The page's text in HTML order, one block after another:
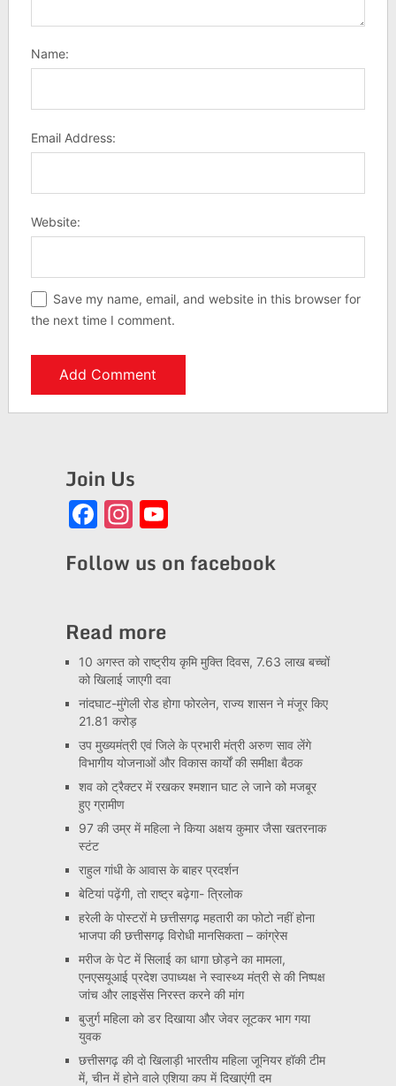
Name:
Email Address:
Website:
Save my name, email, and website in this browser for
the next time I comment.
Join Us
Facebook
Instagram
YouTube
Follow us on facebook
Read more
10 अगस्त को राष्ट्रीय कृमि मुक्ति दिवस, 7.63 लाख बच्चों
को खिलाई जाएगी दवा
नांदघाट-मुंगेली रोड होगा फोरलेन, राज्य शासन ने मंजूर किए
21.81 करोड़
उप मुख्यमंत्री एवं जिले के प्रभारी मंत्री अरुण साव लेंगे
विभागीय योजनाओं और विकास कार्यों की समीक्षा बैठक
शव को ट्रैक्टर में रखकर श्मशान घाट ले जाने को मजबूर
हुए ग्रामीण
97 की उम्र में महिला ने किया अक्षय कुमार जैसा खतरनाक
स्टंट
राहुल गांधी के आवास के बाहर प्रदर्शन
बेटियां पढ़ेंगी, तो राष्ट्र बढ़ेगा- त्रिलोक
हरेली के पोस्टरों मे छत्तीसगढ़ महतारी का फोटो नहीं होना
भाजपा की छत्तीसगढ़ विरोधी मानसिकता – कांग्रेस
मरीज के पेट में सिलाई का धागा छोड़ने का मामला,
एनएसयूआई प्रदेश उपाध्यक्ष ने स्वास्थ्य मंत्री से की निष्पक्ष
जांच और लाइसेंस निरस्त करने की मांग
बुजुर्ग महिला को डर दिखाया और जेवर लूटकर भाग गया
युवक
छत्तीसगढ़ की दो खिलाड़ी भारतीय महिला जूनियर हॉकी टीम
में, चीन में होने वाले एशिया कप में दिखाएंगी दम